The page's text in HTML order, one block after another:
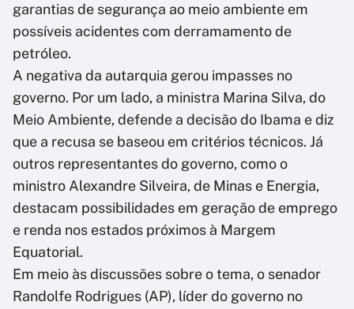
garantias de segurança ao meio ambiente em
possíveis acidentes com derramamento de
petróleo.
A negativa da autarquia gerou impasses no
governo. Por um lado, a ministra Marina Silva, do
Meio Ambiente, defende a decisão do Ibama e diz
que a recusa se baseou em critérios técnicos. Já
outros representantes do governo, como o
ministro Alexandre Silveira, de Minas e Energia,
destacam possibilidades em geração de emprego
e renda nos estados próximos à Margem
Equatorial.
Em meio às discussões sobre o tema, o senador
Randolfe Rodrigues (AP), líder do governo no